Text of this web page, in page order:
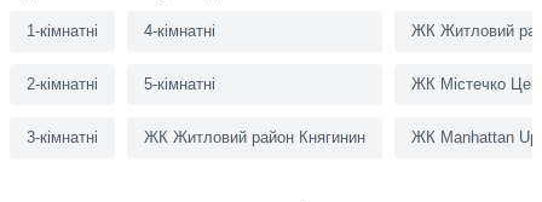
1-кімнатні
2-кімнатні
3-кімнатні
4-кімнатні
5-кімнатні
ЖК Житловий район Княгинин
ЖК Житловий
ЖК Містечко
ЖК Manhattan Up